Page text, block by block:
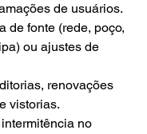
de usuários.
de fonte (rede, poço,
ou ajustes de
renovações
vistorias.
no